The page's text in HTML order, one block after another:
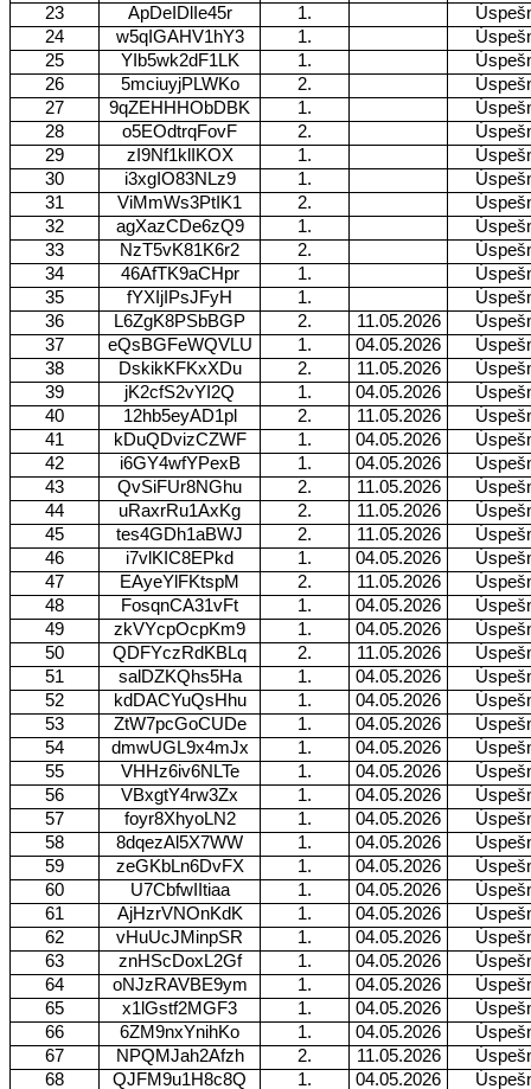
23
ApDeIDlIe45r 1.
24
w5qIGAHV1hY3 1.
25
YIb5wk2dF1LK 1.
26
5mciuyjPLWKo 2.
27
9qZEHHHObDBK 1.
28
o5EOdtrqFovF 2.
29
zI9Nf1klIKOX 1.
30
i3xgIO83NLz9 1.
31
ViMmWs3PtIK1 2.
32
agXazCDe6zQ9 1.
33
NzT5vK81K6r2 2.
34
46AfTK9aCHpr 1.
35
fYXIjIPsJFyH 1.
36
L6ZgK8PSbBGP 2. 11.05.2026
37
eQsBGFeWQVLU 1. 04.05.2026
38
DskikKFKxXDu 2. 11.05.2026
39
jK2cfS2vYI2Q 1. 04.05.2026
40
12hb5eyAD1pl 2. 11.05.2026
41
kDuQDvizCZWF 1. 04.05.2026
42
i6GY4wfYPexB 1. 04.05.2026
43
QvSiFUr8NGhu 2. 11.05.2026
44
uRaxrRu1AxKg 2. 11.05.2026
45
tes4GDh1aBWJ 2. 11.05.2026
46
i7vlKIC8EPkd 1. 04.05.2026
47
EAyeYlFKtspM 2. 11.05.2026
48
FosqnCA31vFt 1. 04.05.2026
49
zkVYcpOcpKm9 1. 04.05.2026
50
QDFYczRdKBLq 2. 11.05.2026
51
salDZKQhs5Ha 1. 04.05.2026
52
kdDACYuQsHhu 1. 04.05.2026
53
ZtW7pcGoCUDe 1. 04.05.2026
54
dmwUGL9x4mJx 1. 04.05.2026
55
VHHz6iv6NLTe 1. 04.05.2026
56
VBxgtY4rw3Zx 1. 04.05.2026
57
foyr8XhyoLN2 1. 04.05.2026
58
8dqezAl5X7WW 1. 04.05.2026
59
zeGKbLn6DvFX 1. 04.05.2026
60
U7CbfwIItiaa 1. 04.05.2026
61
AjHzrVNOnKdK 1. 04.05.2026
62
vHuUcJMinpSR 1. 04.05.2026
63
znHScDoxL2Gf 1. 04.05.2026
64
oNJzRAVBE9ym 1. 04.05.2026
65
x1lGstf2MGF3 1. 04.05.2026
66
6ZM9nxYnihKo 1. 04.05.2026
67
NPQMJah2Afzh 2. 11.05.2026
68
QJFM9u1H8c8Q 1. 04.05.2026